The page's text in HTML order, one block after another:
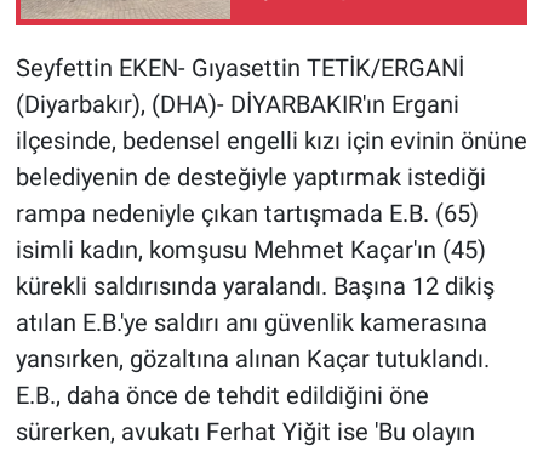
Seyfettin EKEN- Gıyasettin TETİK/ERGANİ
(Diyarbakır), (DHA)- DİYARBAKIR'ın Ergani
ilçesinde, bedensel engelli kızı için evinin önüne
belediyenin de desteğiyle yaptırmak istediği
rampa nedeniyle çıkan tartışmada E.B. (65)
isimli kadın, komşusu Mehmet Kaçar'ın (45)
kürekli saldırısında yaralandı. Başına 12 dikiş
atılan E.B.'ye saldırı anı güvenlik kamerasına
yansırken, gözaltına alınan Kaçar tutuklandı.
E.B., daha önce de tehdit edildiğini öne
sürerken, avukatı Ferhat Yiğit ise 'Bu olayın
Gündem Özel
Günün görüntüsü
Haber
İlan
Koronavirüs
Kültür Sanat